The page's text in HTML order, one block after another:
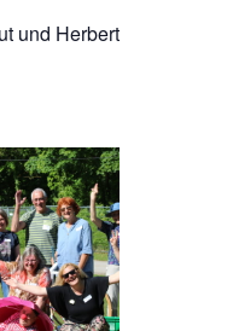
und Herbert